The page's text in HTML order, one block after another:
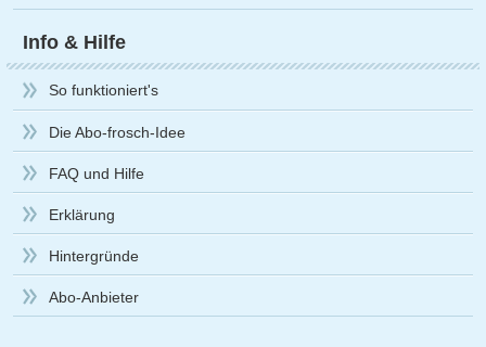
Info & Hilfe
So funktioniert's
Die Abo-frosch-Idee
FAQ und Hilfe
Erklärung
Hintergründe
Abo-Anbieter